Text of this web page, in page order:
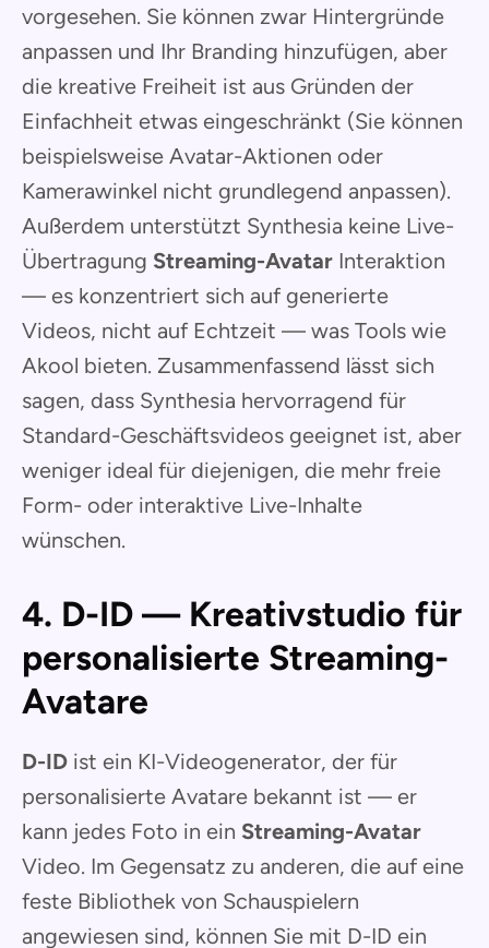
vorgesehen. Sie können zwar Hintergründe
anpassen und Ihr Branding hinzufügen, aber
die kreative Freiheit ist aus Gründen der
Einfachheit etwas eingeschränkt (Sie können
beispielsweise Avatar-Aktionen oder
Kamerawinkel nicht grundlegend anpassen).
Außerdem unterstützt Synthesia keine Live-
Übertragung Streaming-Avatar Interaktion
— es konzentriert sich auf generierte
Videos, nicht auf Echtzeit — was Tools wie
Akool bieten. Zusammenfassend lässt sich
sagen, dass Synthesia hervorragend für
Standard-Geschäftsvideos geeignet ist, aber
weniger ideal für diejenigen, die mehr freie
Form- oder interaktive Live-Inhalte
wünschen.
4. D-ID — Kreativstudio für
personalisierte Streaming-
Avatare
D-ID ist ein KI-Videogenerator, der für
personalisierte Avatare bekannt ist — er
kann jedes Foto in ein Streaming-Avatar
Video. Im Gegensatz zu anderen, die auf eine
feste Bibliothek von Schauspielern
angewiesen sind, können Sie mit D-ID ein